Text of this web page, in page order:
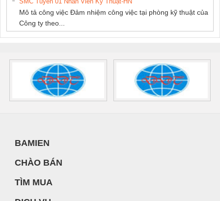
Mô tả công việc Đảm nhiệm công việc tại phòng kỹ thuật của
Công ty theo...
BAMIEN
CHÀO BÁN
TÌM MUA